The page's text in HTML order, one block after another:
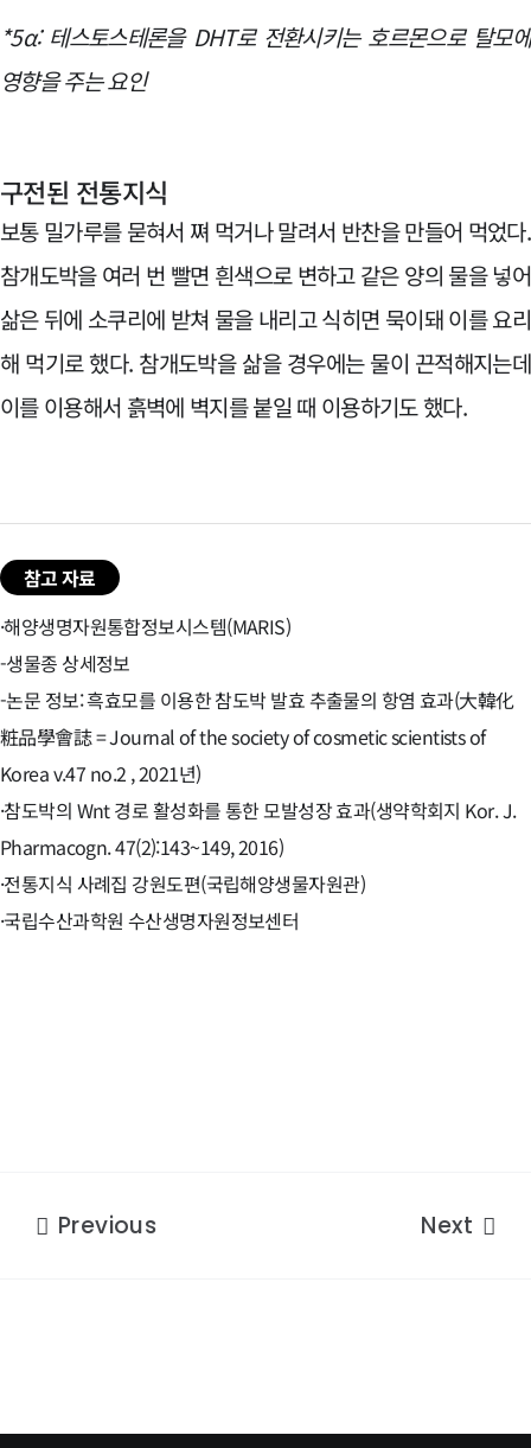
*5α: 테스토스테론을 DHT로 전환시키는 호르몬으로 탈모에
영향을 주는 요인
구전된 전통지식
보통 밀가루를 묻혀서 쪄 먹거나 말려서 반찬을 만들어 먹었다.
참개도박을 여러 번 빨면 흰색으로 변하고 같은 양의 물을 넣어
삶은 뒤에 소쿠리에 받쳐 물을 내리고 식히면 묵이돼 이를 요리
해 먹기로 했다. 참개도박을 삶을 경우에는 물이 끈적해지는데
이를 이용해서 흙벽에 벽지를 붙일 때 이용하기도 했다.
참고 자료
·해양생명자원통합정보시스템(MARIS)
-생물종 상세정보
-논문 정보: 흑효모를 이용한 참도박 발효 추출물의 항염 효과(大韓化
粧品學會誌 = Journal of the society of cosmetic scientists of
Korea v.47 no.2 , 2021년)
·참도박의 Wnt 경로 활성화를 통한 모발성장 효과(생약학회지 Kor. J.
Pharmacogn. 47(2):143~149, 2016)
·전통지식 사례집 강원도편(국립해양생물자원관)
·국립수산과학원 수산생명자원정보센터
Previous Next